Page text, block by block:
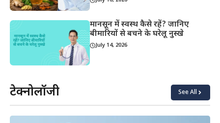
मानसून में स्वस्थ कैसे रहें? जानिए
बीमारियों से बचने के घरेलू नुस्खे
July 14, 2026
टेक्नोलॉजी See All